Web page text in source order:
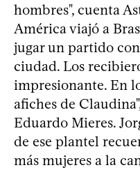
hombres", cuenta
América viajó a
jugar un partido
ciudad. Los
impresionante. En
afiches de
Eduardo Mieres.
de ese plantel
más mujeres a la